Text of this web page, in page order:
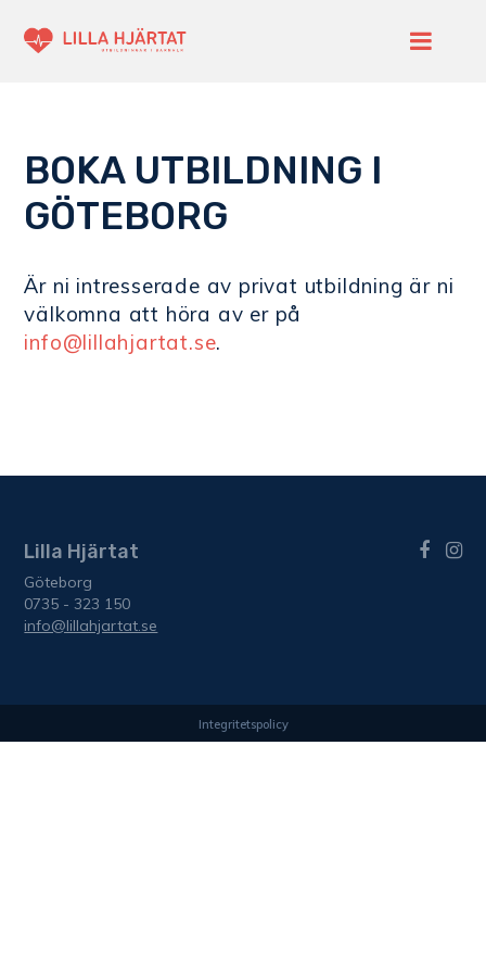
BOKA UTBILDNING I
GÖTEBORG
Är ni intresserade av privat utbildning är ni
välkomna att höra av er på
info@lillahjartat.se.
Lilla Hjärtat
Göteborg
0735 - 323 150
info@lillahjartat.se
Integritetspolicy